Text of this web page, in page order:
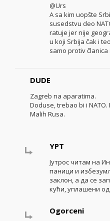
@Urs
A sa kim uopšte
susedstvu deo
ratuje jer nije
u koji Srbija čak i
samo protiv članica
DUDE
Zagreb na aparatima.
Doduse, trebao bi i
Malih Rusa.
YPT
Јутрос читам на
паници и
заклон, а да се
кући, уплашени
Ogorceni